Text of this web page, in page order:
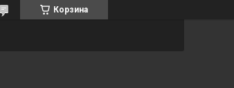
Корзина